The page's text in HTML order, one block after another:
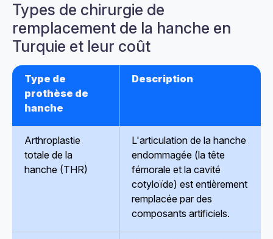
Types de chirurgie de
remplacement de la hanche en
Turquie et leur coût
Type de
prothèse de
hanche
Description
Arthroplastie
totale de la
hanche (THR)
L'articulation de la hanche
endommagée (la tête
fémorale et la cavité
cotyloïde) est entièrement
remplacée par des
composants artificiels.